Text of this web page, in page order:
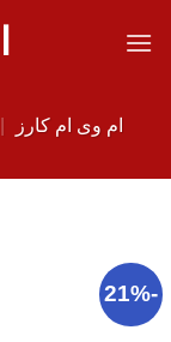
ام وی ام کارز
-21%